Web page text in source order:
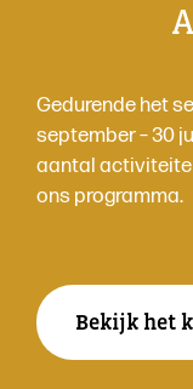
Gedurende het
september – 30
aantal
ons programma.
Bekijk het